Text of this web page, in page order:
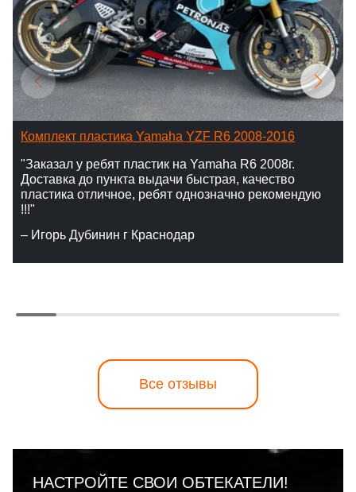
Комплект пластика Yamaha YZF R6 2008-2016
"Заказал у ребят пластик на Yamaha R6 2008г.
Доставка до пункта выдачи быстрая, качество
пластика отличное, ребят однозначно рекомендую
!!!"
– Игорь Дубинин г Краснодар
Все отзывы
НАСТРОЙТЕ СВОИ ОБТЕКАТЕЛИ!